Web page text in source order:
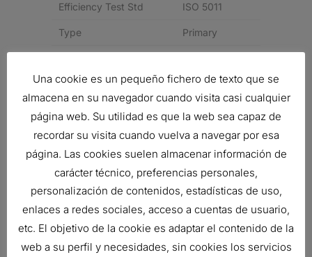
Efficiency Test Std ISO 5011
Type Primary
Brand RadialSeal™
Related products
FILTRO DE AIRE, FPG RADIALSEAL
Ref:G070019
Una cookie es un pequeño fichero de texto que se
almacena en su navegador cuando visita casi cualquier
página web. Su utilidad es que la web sea capaz de
recordar su visita cuando vuelva a navegar por esa
página. Las cookies suelen almacenar información de
carácter técnico, preferencias personales,
personalización de contenidos, estadísticas de uso,
enlaces a redes sociales, acceso a cuentas de usuario,
etc. El objetivo de la cookie es adaptar el contenido de la
web a su perfil y necesidades, sin cookies los servicios